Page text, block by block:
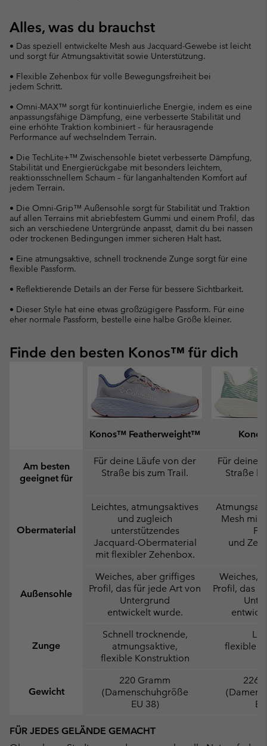
Alles, was du brauchst
• Das speziell entwickelte Mesh aus Jacquard-Gewebe ist leicht
und sorgt für Atmungsaktivität sowie Unterstützung.
• Flexible Zehenbox für volle Bewegungsfreiheit bei
jedem Schritt.
• Omni-MAX™ sorgt für kontinuierliche Energie, indem es eine
anpassungsfähige Dämpfung, eine verbesserte Stabilität und
eine erhöhte Traktion kombiniert – für herausragende
Performance auf wechselndem Terrain.
• Die TechLite+™ Zwischensohle bietet verbesserte Dämpfung,
Stabilität und Energierückgabe mit besonders leichtem,
reaktionsschnellem Schaum – für langanhaltenden Komfort auf
jedem Terrain.
• Die Omni-Grip™ Außensohle sorgt für Stabilität und Traktion
auf allen Terrains mit abriebfestem Gummi und einem Profil, das
sich an verschiedene Untergründe anpasst, damit du bei nassen
oder trockenen Bedingungen immer sicheren Halt hast.
• Eine atmungsaktive, schnell trocknende Zunge sorgt für eine
flexible Passform.
• Reflektierende Details an der Ferse für bessere Sichtbarkeit.
• Dieser Style hat eine etwas großzügigere Passform. Für eine
eher normale Passform, bestelle eine halbe Größe kleiner.
Finde den besten Konos™ für dich
Konos™ Featherweight™
Am besten
geeignet für
Für deine Läufe von der
Straße bis zum Trail.
Für deine
Straße
Obermaterial
Leichtes, atmungsaktives
und zugleich
unterstützendes
Jacquard-Obermaterial
mit flexibler Zehenbox.
Mesh mit
und
Außensohle
Weiches, aber griffiges
Profil, das für jede Art von
Untergrund
entwickelt wurde.
Weiches,
Profil, das
Zunge
Schnell trocknende,
atmungsaktive,
flexible Konstruktion
flexible
Gewicht
220 Gramm
(Damenschuhgröße
EU 38)
226
FÜR JEDES GELÄNDE GEMACHT